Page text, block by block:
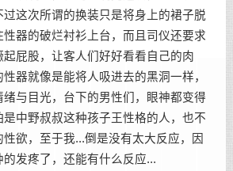
这次所谓的换装只是将身上的裙子脱
器的破烂衬衫上台，而且司仪还要求
屁股，让客人们好好看看自己的肉
器就像是能将人吸进去的黑洞一样，
与目光，台下的男性们，眼神都变得
中野叔叔这种孩子王性格的人，也不
欲，至于我...倒是没有太大反应，因
发疼了，还能有什么反应...